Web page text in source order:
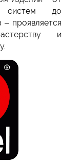
систем до
– проявляется
и